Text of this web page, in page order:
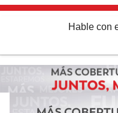
Hable con